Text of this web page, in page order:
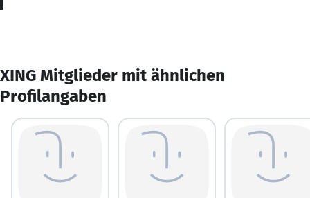
XING Mitglieder mit ähnlichen
Profilangaben